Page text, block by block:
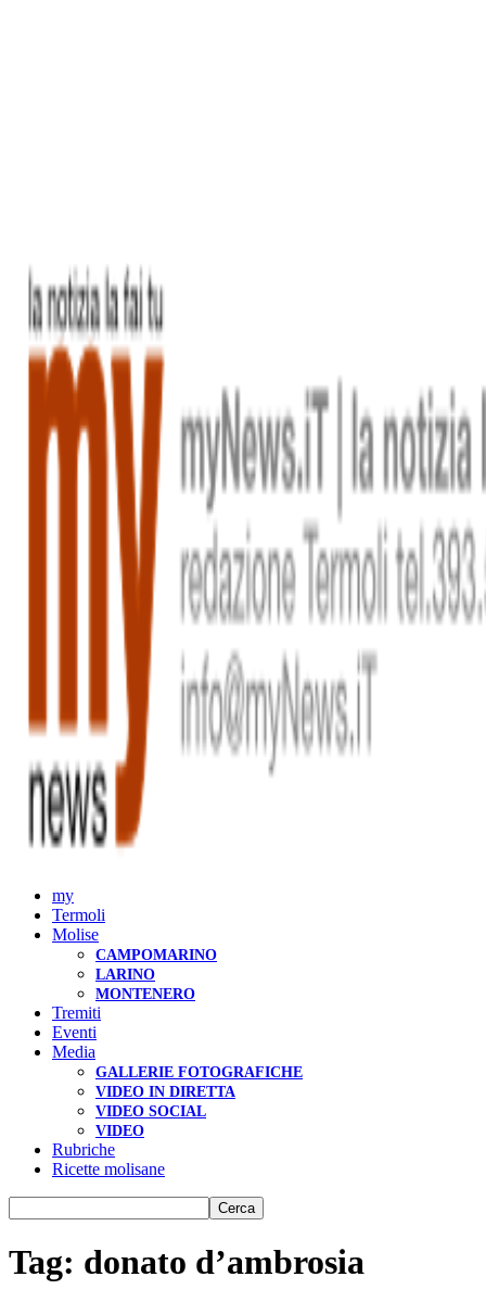
my
Termoli
Molise
CAMPOMARINO
LARINO
MONTENERO
Tremiti
Eventi
Media
GALLERIE FOTOGRAFICHE
VIDEO IN DIRETTA
VIDEO SOCIAL
VIDEO
Rubriche
Ricette molisane
Tag: donato d’ambrosia